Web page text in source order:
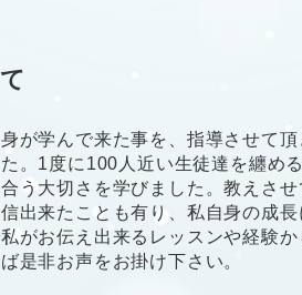
が学んで来た事を、指導させて
。1度に100人近い生徒達を纏め
う大切さを学びました。教えさ
出来たことも有り、私自身の成
がお伝え出来るレッスンや経験
是非お声をお掛け下さい。